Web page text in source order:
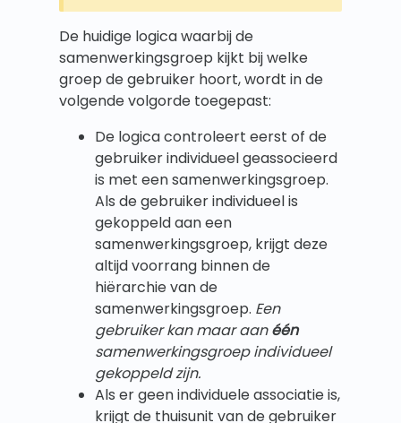
De huidige logica waarbij de
samenwerkingsgroep kijkt bij welke
groep de gebruiker hoort, wordt in de
volgende volgorde toegepast:
De logica controleert eerst of de
gebruiker individueel geassocieerd
is met een samenwerkingsgroep.
Als de gebruiker individueel is
gekoppeld aan een
samenwerkingsgroep, krijgt deze
altijd voorrang binnen de
hiërarchie van de
samenwerkingsgroep. Een
gebruiker kan maar aan één
samenwerkingsgroep individueel
gekoppeld zijn.
Als er geen individuele associatie is,
krijgt de thuisunit van de gebruiker